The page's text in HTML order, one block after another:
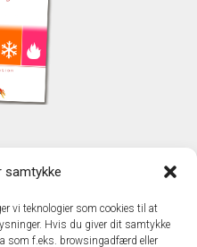
samtykke
vi teknologier som cookies til at
Hvis du giver dit samtykke
som f.eks. browsingadfærd eller
A/S